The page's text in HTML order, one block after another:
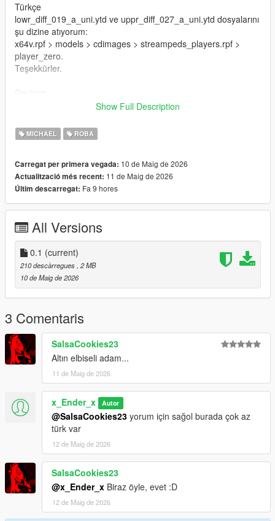
Türkçe
lowr_diff_019_a_uni.ytd ve uppr_diff_027_a_uni.ytd dosyalarını
şu dizine atıyorum:
x64v.rpf > models > cdimages > streampeds_players.rpf >
player_zero.
Teşekkürler.
Ich lege die Dateien lowr_diff_019_a_uni.ytd und
x64v.rpf > models > cdimages > streampeds_players.rpf >
player_zero.
Français
Je place les fichiers lowr_diff_019_a_uni.ytd et
uppr_diff_027_a_uni.ytd dans ce répertoire :
player_zero.
Merci.
-Version-0.1
-Only Add A Outfit For Game
Future:
Maybe I can Add Telekinesis and a mission for get this cloth
Thanks For Downloading My Mod :)
Show Full Description
MICHAEL ROBA
Carregat per primera vegada: 10 de Maig de 2026
Actualització més recent: 11 de Maig de 2026
Últim descarregat: Fa 9 hores
All Versions
0.1 (current)
210 descàrregues , 2 MB
10 de Maig de 2026
3 Comentaris
SalsaCookies23
Altın elbiseli adam...
11 de Maig de 2026
x_Ender_x Autor
@SalsaCookies23 yorum için sağol burada çok az
türk var
12 de Maig de 2026
SalsaCookies23
@x_Ender_x Biraz öyle, evet :D
12 de Maig de 2026